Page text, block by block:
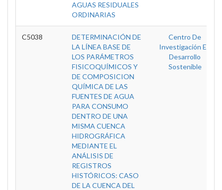
AGUAS RESIDUALES
ORDINARIAS
C5038
DETERMINACIÓN DE
LA LÍNEA BASE DE
LOS PARÁMETROS
FISICOQUÍMICOS Y
DE COMPOSICION
QUÍMICA DE LAS
FUENTES DE AGUA
PARA CONSUMO
DENTRO DE UNA
MISMA CUENCA
HIDROGRÁFICA
MEDIANTE EL
ANÁLISIS DE
REGISTROS
HISTÓRICOS: CASO
DE LA CUENCA DEL
Centro De
Investigación En
Desarrollo
Sostenible